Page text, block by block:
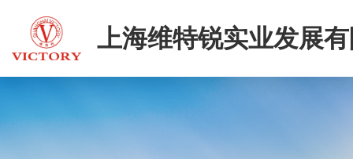
上海维特锐实业发展